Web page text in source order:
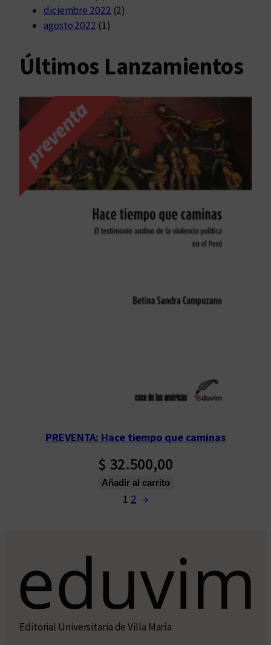
diciembre 2022 (2)
agosto 2022 (1)
Últimos Lanzamientos
PREVENTA: Hace tiempo que caminas
$ 32.500,00
Añadir al carrito
1 2 →
Editorial Universitaria de Villa María